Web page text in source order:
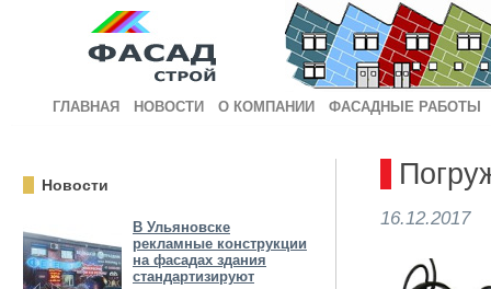
ГЛАВНАЯ НОВОСТИ О КОМПАНИИ ФАСАДНЫЕ РАБОТЫ
Новости
В Ульяновске
рекламные конструкции
на фасадах здания
стандартизируют
16.12.2017